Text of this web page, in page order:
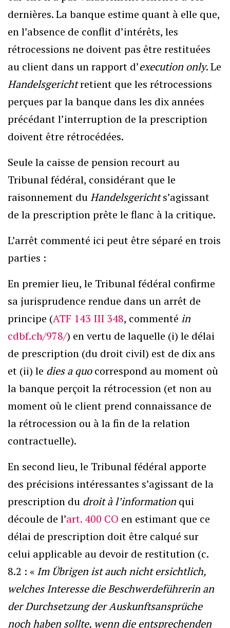
dernières. La banque estime quant à elle que,
en l’absence de conflit d’intérêts, les
rétrocessions ne doivent pas être restituées
au client dans un rapport d’execution only. Le
Handelsgerichtretient que les rétrocessions
perçues par la banque dans les dix années
précédant l’interruption de la prescription
doivent être rétrocédées.
Seule la caisse de pension recourt au
Tribunal fédéral, considérant que le
raisonnement duHandelsgerichts’agissant
de la prescription prête le flanc à la critique.
L’arrêt commenté ici peut être séparé en trois
parties :
En premier lieu, le Tribunal fédéral confirme
sa jurisprudence rendue dans un arrêt de
principe (ATF 143 III 348, commenté in
cdbf.ch/978/) en vertu de laquelle (i) le délai
de prescription (du droit civil) est de dix ans
et (ii) le dies a quocorrespond au moment où
la banque perçoit la rétrocession (et non au
moment où le client prend connaissance de
la rétrocession ou à la fin de la relation
contractuelle).
En second lieu, le Tribunal fédéral apporte
des précisions intéressantes s’agissant de la
prescription du droit à l’information qui
découle de l’art. 400 CO en estimant que ce
délai de prescription doit être calqué sur
celui applicable au devoir de restitution (c.
8.2 : « Im Übrigen ist auch nicht ersichtlich,
welches Interesse die Beschwerdeführerin an
der Durchsetzung der Auskunftsansprüche
noch haben sollte, wenn die entsprechenden